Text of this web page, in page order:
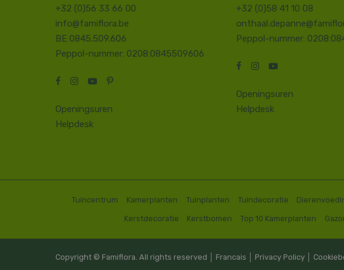
+32 (0)56 33 66 00
info@famiflora.be
BE 0845.509.606
Peppol-nummer: 0208:0845509606
Openingsuren
Helpdesk
+32 (0)58 41 10 08
Peppol-nummer:
Openingsuren
Helpdesk
Tuincentrum Kamerplanten Tuinplanten Tuindecoratie
Kerstdecoratie Kerstbomen Top 10 Kamerplanten
Copyright © Famiflora. All rights reserved │ Francais Privacy Policy